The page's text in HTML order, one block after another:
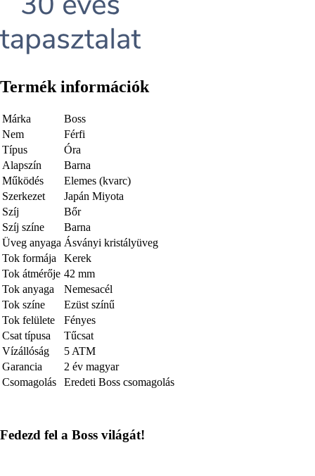
Termék információk
Márka
Boss
Nem
Férfi
Típus
Óra
Alapszín
Barna
Működés
Elemes (kvarc)
Szerkezet
Japán Miyota
Szíj
Bőr
Szíj színe
Barna
Üveg anyaga Ásványi kristályüveg
Tok formája
Kerek
Tok átmérője 42 mm
Tok anyaga
Nemesacél
Tok színe
Ezüst színű
Tok felülete
Fényes
Csat típusa
Tűcsat
Vízállóság
5 ATM
Garancia
2 év magyar
Csomagolás
Eredeti Boss csomagolás
Fedezd fel a Boss világát!